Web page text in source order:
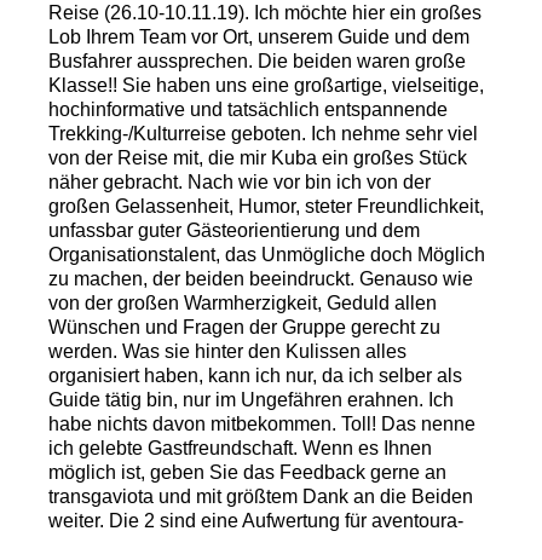
Reise (26.10-10.11.19). Ich möchte hier ein großes
Lob Ihrem Team vor Ort, unserem Guide und dem
Busfahrer aussprechen. Die beiden waren große
Klasse!! Sie haben uns eine großartige, vielseitige,
hochinformative und tatsächlich entspannende
Trekking-/Kulturreise geboten. Ich nehme sehr viel
von der Reise mit, die mir Kuba ein großes Stück
näher gebracht. Nach wie vor bin ich von der
großen Gelassenheit, Humor, steter Freundlichkeit,
unfassbar guter Gästeorientierung und dem
Organisationstalent, das Unmögliche doch Möglich
zu machen, der beiden beeindruckt. Genauso wie
von der großen Warmherzigkeit, Geduld allen
Wünschen und Fragen der Gruppe gerecht zu
werden. Was sie hinter den Kulissen alles
organisiert haben, kann ich nur, da ich selber als
Guide tätig bin, nur im Ungefähren erahnen. Ich
habe nichts davon mitbekommen. Toll! Das nenne
ich gelebte Gastfreundschaft. Wenn es Ihnen
möglich ist, geben Sie das Feedback gerne an
transgaviota und mit größtem Dank an die Beiden
weiter. Die 2 sind eine Aufwertung für aventoura-